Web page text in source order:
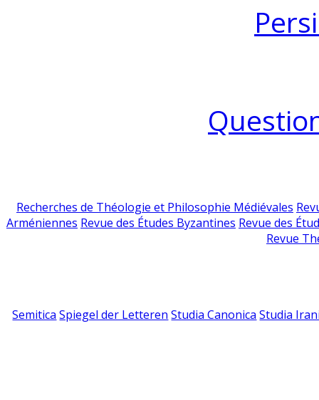
Recherches de Théologie et Philosophie Médiévales
Arméniennes Revue des Études Byzantines Revue des
Revue
Semitica Spiegel der Letteren Studia Canonica Studia